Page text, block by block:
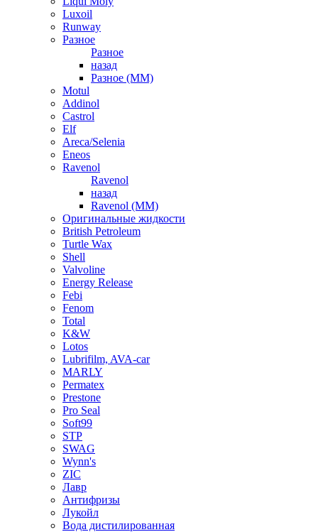
Luxoil
Runway
Разное
Разное
назад
Разное (ММ)
Motul
Addinol
Castrol
Elf
Areca/Selenia
Eneos
Ravenol
Ravenol
назад
Ravenol (ММ)
Оригинальные жидкости
British Petroleum
Turtle Wax
Shell
Valvoline
Energy Release
Febi
Fenom
Total
K&W
Lotos
Lubrifilm, AVA-car
MARLY
Permatex
Prestone
Pro Seal
Soft99
STP
SWAG
Wynn's
ZIC
Лавр
Антифризы
Лукойл
Вода дистилированная